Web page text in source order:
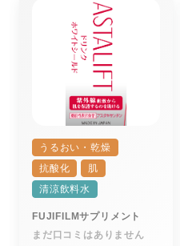
うるおい・乾燥
抗酸化
肌
清涼飲料水
FUJIFILMサプリメント
まだ口コミはありません